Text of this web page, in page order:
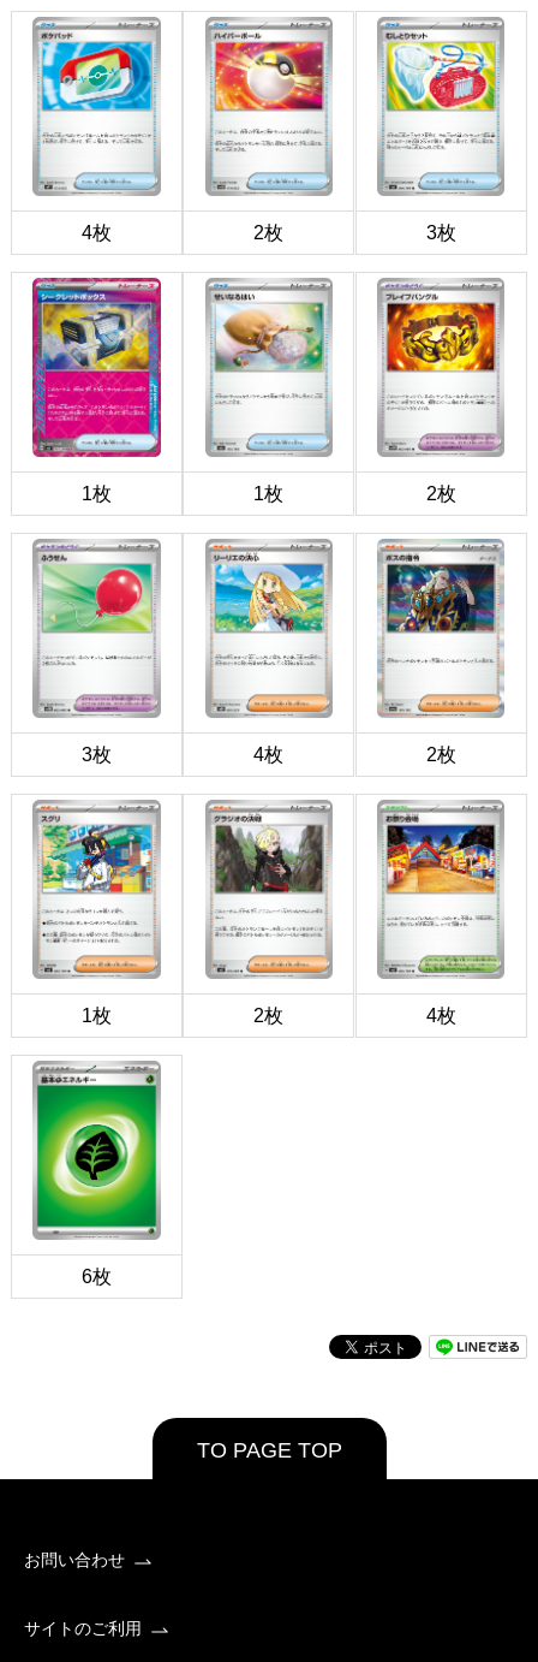
4枚 2枚 3枚
1枚 1枚 2枚
3枚 4枚 2枚
1枚 2枚 4枚
6枚
TO PAGE TOP
お問い合わせ
サイトのご利用